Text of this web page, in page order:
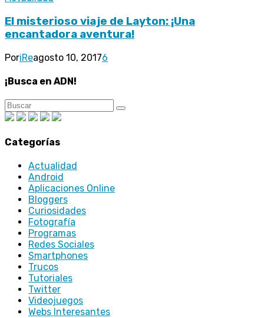
El misterioso viaje de Layton: ¡Una
encantadora aventura!
PoriReagosto 10, 20176
¡Busca en ADN!
Categorías
Actualidad
Android
Aplicaciones Online
Bloggers
Curiosidades
Fotografía
Programas
Redes Sociales
Smartphones
Trucos
Tutoriales
Twitter
Videojuegos
Webs Interesantes